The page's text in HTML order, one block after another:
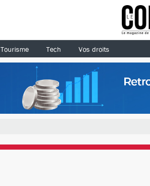
Tourisme Tech Vos droits